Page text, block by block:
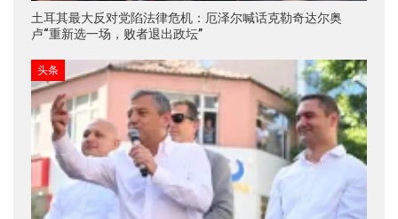
土耳其最大反对党陷法律危机：厄泽尔喊话克勒奇达尔奥
卢“重新选一场，败者退出政坛”
头条